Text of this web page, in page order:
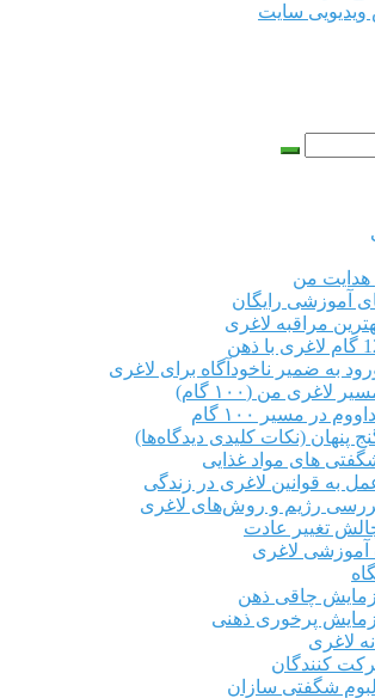
ویدیویی سایت
هدایت من
آموزشی رایگان
مراقبه لاغری
با ذهن
به ضمیر ناخودآگاه برای لاغری
لاغری من (۱۰۰ گام)
در مسیر ۱۰۰ گام
پنهان (نکات کلیدی دیدگاه‌ها)
های مواد غذایی
به قوانین لاغری در زندگی
رژیم‌ و روش‌های لاغری
تغییر عادت
لاغری
آزمایش چاقی ذهن
آزمایش پرخوری ذهنی
لاغری
کنندگان
آلبوم شگفتی سازان